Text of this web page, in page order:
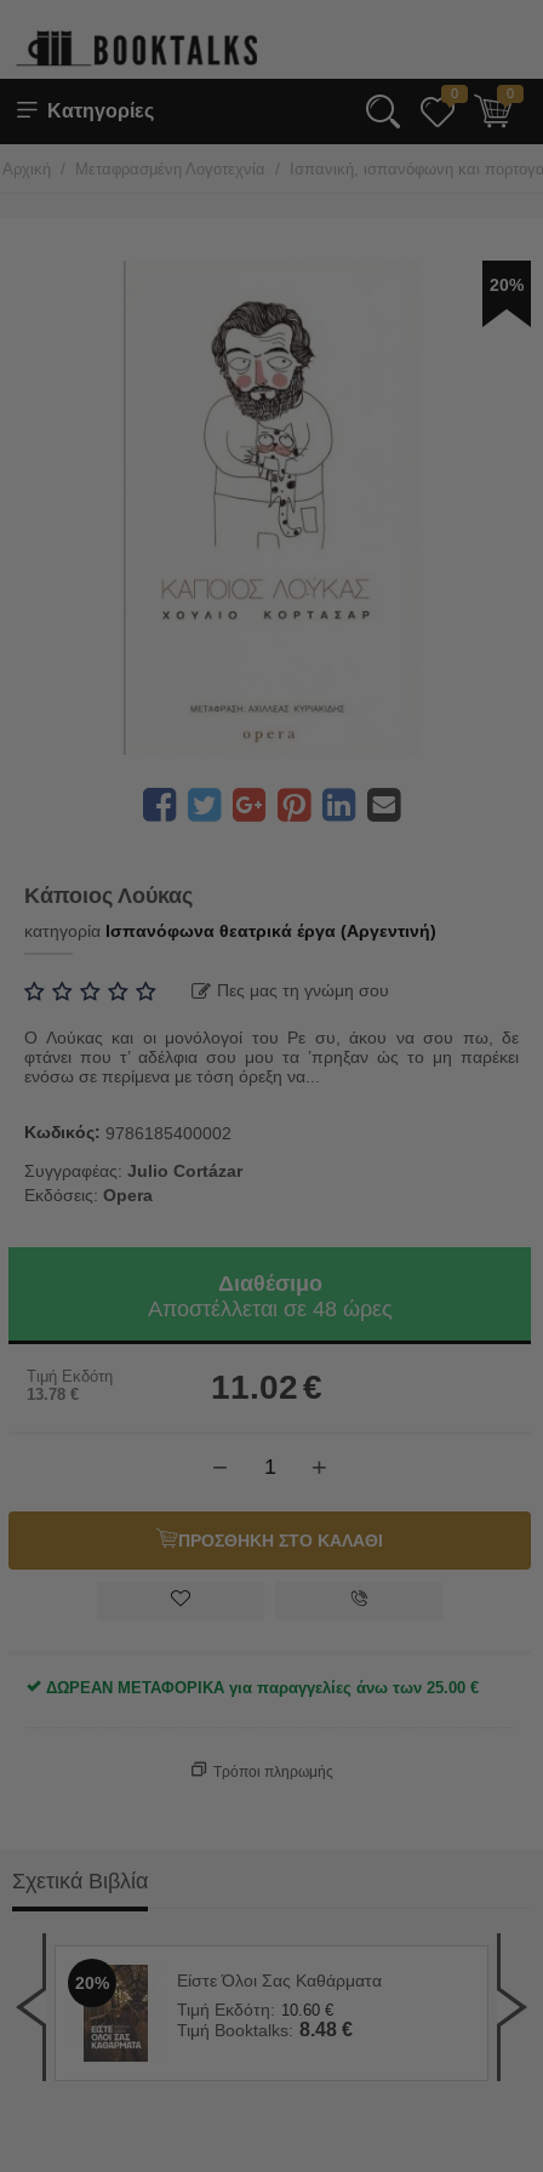
Κατηγορίες
0 0
Αρχική / Μεταφρασμένη Λογοτεχνία / Ισπανική, ισπανόφωνη και
20%
Κάποιος Λούκας
κατηγορία Ισπανόφωνα θεατρικά έργα (Αργεντινή)
Πες μας τη γνώμη σου
Ο Λούκας και οι μονόλογοί του Ρε συ, άκου να σου πω, δε
φτάνει που τ’ αδέλφια σου μου τα ’πρηξαν ώς το μη παρέκει
ενόσω σε περίμενα με τόση όρεξη να...
Κωδικός: 9786185400002
Συγγραφέας: Julio Cortázar
Εκδόσεις: Opera
Διαθέσιμο
Αποστέλλεται σε 48 ώρες
Τιμή Εκδότη
13.78 € 11.02€
+
−
ΠΡΟΣΘΗΚΗ ΣΤΟ ΚΑΛΑΘΙ
ΔΩΡΕΑΝ ΜΕΤΑΦΟΡΙΚΑ για παραγγελίες άνω των 25.00 €
Τρόποι πληρωμής
Σχετικά Βιβλία
20%
Είστε Όλοι Σας Καθάρματα
Τιμή Εκδότη: 10.60 €
Τιμή Booktalks: 8.48 €